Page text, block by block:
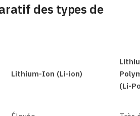
des types de
Lithium-Ion (Li-ion)
(Li-